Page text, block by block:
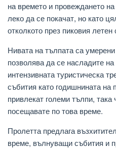
на времето и провеждането
леко да се покачат, но като
отколкото през пиковия летен
Нивата на тълпата са
позволява да се насладите
интензивната туристическа
събития като годишнината на
привлекат големи тълпи,
посещавате по това време.
Пролетта предлага
време, вълнуващи събития и